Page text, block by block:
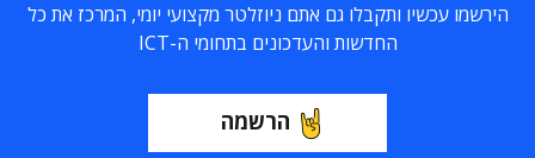
הירשמו עכשיו ותקבלו גם אתם ניוזלטר מקצועי יומי, המרכז את כל
החדשות והעדכונים בתחומי ה-ICT
הרשמה